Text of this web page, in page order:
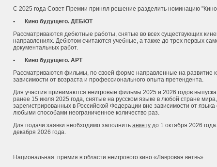
С 2025 года Совет Премии принял решение разделить номинацию "Кино
•
Кино будущего. ДЕБЮТ
Рассматриваются дебютные работы, снятые во всех существующих
направлениях. Дебютом считаются учебные, а также до трех первых
документальных работ.
•
Кино будущего. АРТ
Рассматриваются фильмы, по своей форме направленные на развитие
зависимости от возраста и профессионального опыта претендента.
Для участия принимаются неигровые фильмы 2025 и 2026 годов
ранее 15 июля 2025 года, снятые на русском языке в любой стране
зарегистрированных в Российской Федерации вне зависимости от
любыми способами неограниченное количество раз.
Для подачи заявки необходимо заполнить анкету до 1 октября 2026
декабря 2026 года.
Национальная премия в области неигрового кино «Лавровая ветвь»